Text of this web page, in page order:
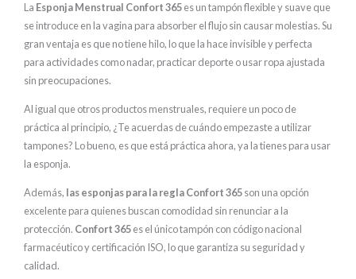
La Esponja Menstrual Confort 365es un tampón flexible y suave que
se introduce en la vagina para absorber el flujo sin causar molestias. Su
gran ventaja es que no tiene hilo, lo que la hace invisible y perfecta
para actividades como nadar, practicar deporte o usar ropa ajustada
sin preocupaciones.
Al igual que otros productos menstruales, requiere un poco de
práctica al principio, ¿Te acuerdas de cuándo empezaste a utilizar
tampones? Lo bueno, es que está práctica ahora, ya la tienes para usar
la esponja.
Además, las esponjas para la regla Confort 365son una opción
excelente para quienes buscan comodidad sin renunciar a la
protección. Confort 365es el único tampón con código nacional
farmacéutico y certificación ISO, lo que garantiza su seguridad y
calidad.